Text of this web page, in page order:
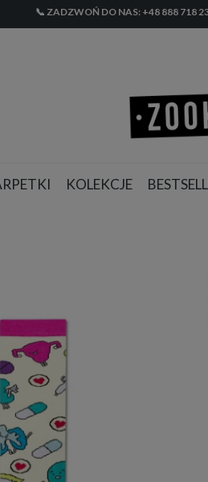
📞 ZADZWOŃ DO NAS: +48 888 718
KOLEKCJE